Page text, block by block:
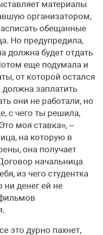
материалы
организатором,
обещанные
Но предупредила,
должна будет отдать
еще подумала и
от которой остался
должна заплатить
они не работали, но
с чего ты решила,
моя ставка», –
на которую в
она получает
начальница
из чего студентка
ни денег ей не
это дурно пахнет,